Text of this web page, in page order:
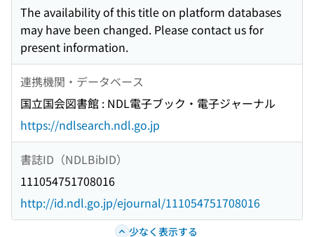
The availability of this title on platform databases
may have been changed. Please contact us for
present information.
連携機関・データベース
国立国会図書館 : NDL電子ブック・電子ジャーナル
https://ndlsearch.ndl.go.jp
書誌ID（NDLBibID）
111054751708016
http://id.ndl.go.jp/ejournal/111054751708016
少なく表示する